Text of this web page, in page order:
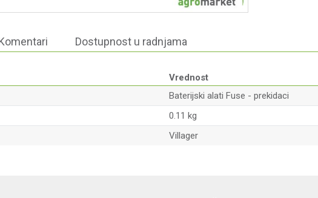
Dostupnost u radnjama
Vrednost
Baterijski alati Fuse - prekidaci
0.11 kg
Villager